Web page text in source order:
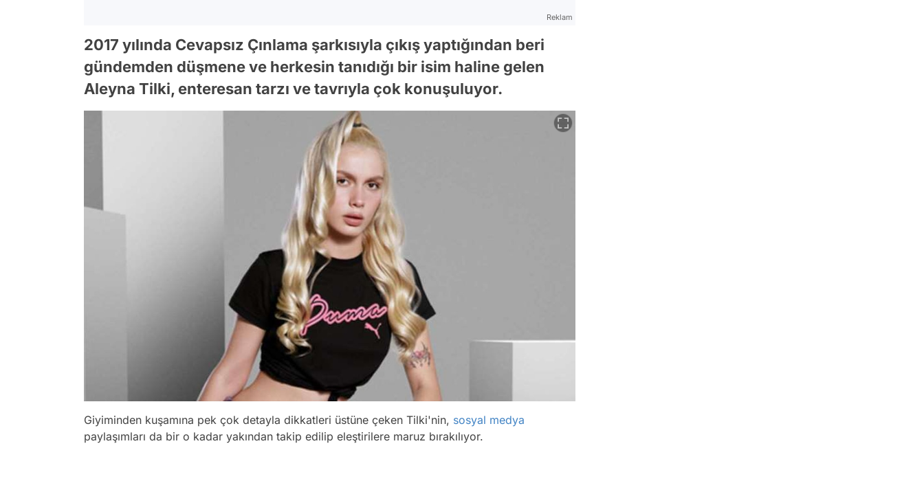
Reklam
2017 yılında Cevapsız Çınlama şarkısıyla çıkış yaptığından beri
gündemden düşmene ve herkesin tanıdığı bir isim haline gelen
Aleyna Tilki, enteresan tarzı ve tavrıyla çok konuşuluyor.
Giyiminden kuşamına pek çok detayla dikkatleri üstüne çeken Tilki'nin, sosyal medya
paylaşımları da bir o kadar yakından takip edilip eleştirilere maruz bırakılıyor.